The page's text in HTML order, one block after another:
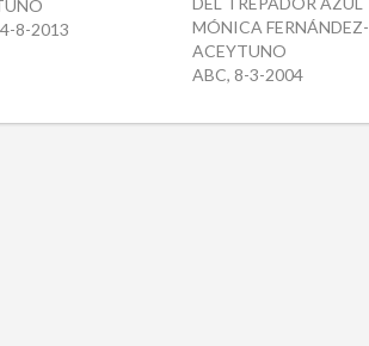
8-2013
MÓNICA FERNÁNDEZ-
ACEYTUNO
ABC, 8-3-2004